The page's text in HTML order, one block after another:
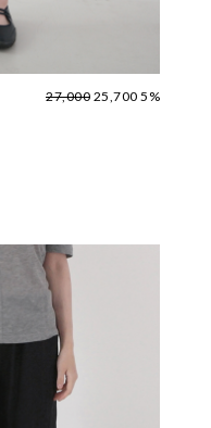
27,000 25,700 5%